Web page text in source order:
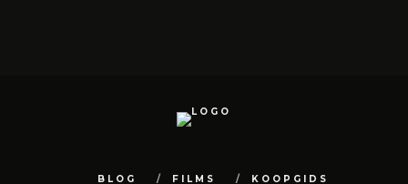
BLOG FILMS KOOPGIDS